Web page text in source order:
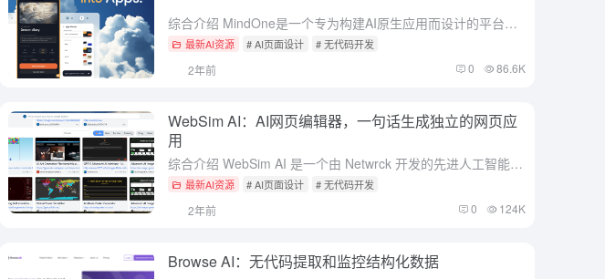
综合介绍 MindOne是一个专为构建AI原生应用而设计的平台。用户可以通过简单的提示和手动编辑来创建交互式应用。该平台提供了丰富的组件库和内置的设计系统，支持实时预览和预构建模块，以加速产品开发。M...
最新AI资源 # AI页面设计 # 无代码开发
2年前 0 86.6K
WebSim AI：AI网页编辑器，一句话生成独立的网页应
用
综合介绍 WebSim AI 是一个由 Netwrck 开发的先进人工智能网页编辑器和模拟器。它提供了一个独特且直观的平台，用户可以使用 CSS 和 JavaScript 创建动态网页。借助 WebS...
最新AI资源 # AI页面设计 # 无代码开发
2年前 0 124K
Browse AI：无代码提取和监控结构化数据